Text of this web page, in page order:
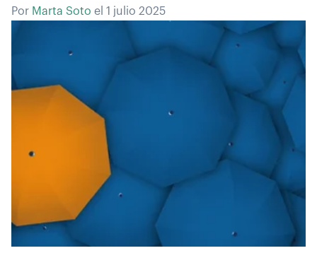
Por Marta Soto el 1 julio 2025